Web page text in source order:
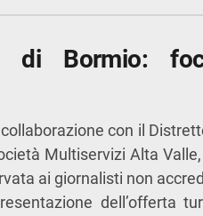
di Bormio:
con il
Multiservizi Alta
ai giornalisti non
dell’offerta